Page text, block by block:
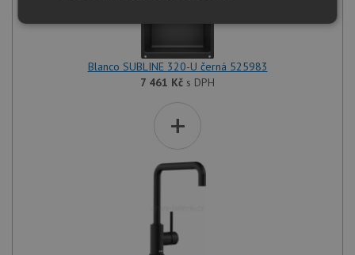
Blanco SUBLINE 320-U černá 525983
7 461 Kč s DPH
+
Nezbytně
Výkonové
Soubory
Nezbytně nutné soubory